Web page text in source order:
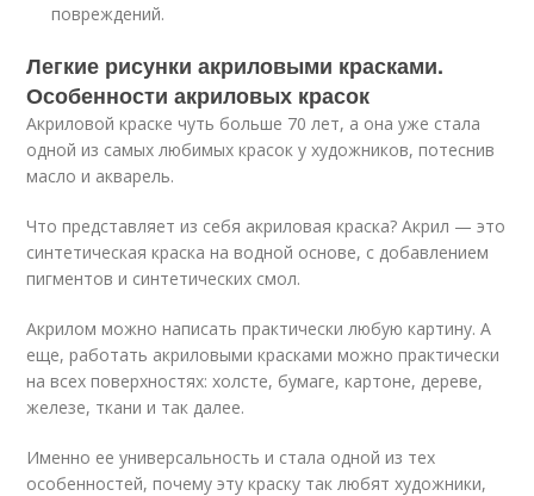
повреждений.
Легкие рисунки акриловыми красками.
Особенности акриловых красок
Акриловой краске чуть больше 70 лет, а она уже стала
одной из самых любимых красок у художников, потеснив
масло и акварель.
Что представляет из себя акриловая краска? Акрил — это
синтетическая краска на водной основе, с добавлением
пигментов и синтетических смол.
Акрилом можно написать практически любую картину. А
еще, работать акриловыми красками можно практически
на всех поверхностях: холсте, бумаге, картоне, дереве,
железе, ткани и так далее.
Именно ее универсальность и стала одной из тех
особенностей, почему эту краску так любят художники,